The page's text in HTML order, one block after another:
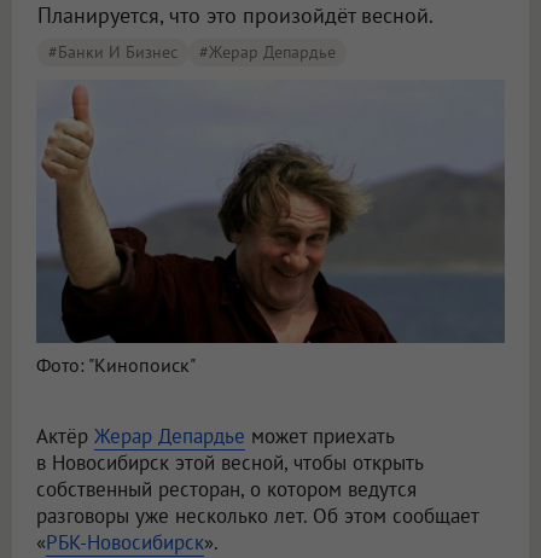
Планируется, что это произойдёт весной.
#Банки И Бизнес #Жерар Депардье
Фото: "Кинопоиск"
Актёр Жерар Депардье может приехать
в Новосибирск этой весной, чтобы открыть
собственный ресторан, о котором ведутся
разговоры уже несколько лет. Об этом сообщает
«РБК-Новосибирск».